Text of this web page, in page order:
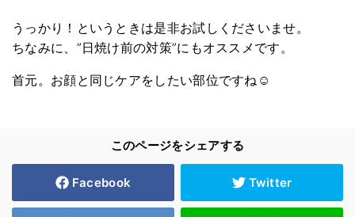
うっかり！というときは是非お試しくださいませ。
ちなみに、”日焼け前の対策”にもオススメです。
首元。お顔と同じケアをしたい部位ですね☺︎
このページをシェアする
Facebook Twitter